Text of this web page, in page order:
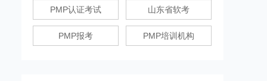
PMP认证考试 山东省软考
PMP报考 PMP培训机构